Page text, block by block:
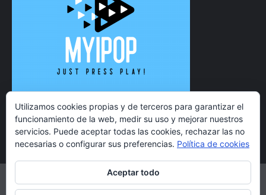
TwitterInstagramFacebookYouTube
Utilizamos cookies propias y de terceros para garantizar el
funcionamiento de la web, medir su uso y mejorar nuestros
servicios. Puede aceptar todas las cookies, rechazar las no
necesarias o configurar sus preferencias. Política de cookies
Aceptar todo